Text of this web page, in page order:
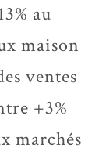
au
maison
ventes
+3%
marchés